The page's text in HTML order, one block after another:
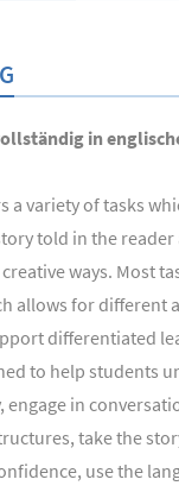
in
a variety of tasks
told in the reader
ways. Most
allows for different
differentiated
to help students
in
take the
use the